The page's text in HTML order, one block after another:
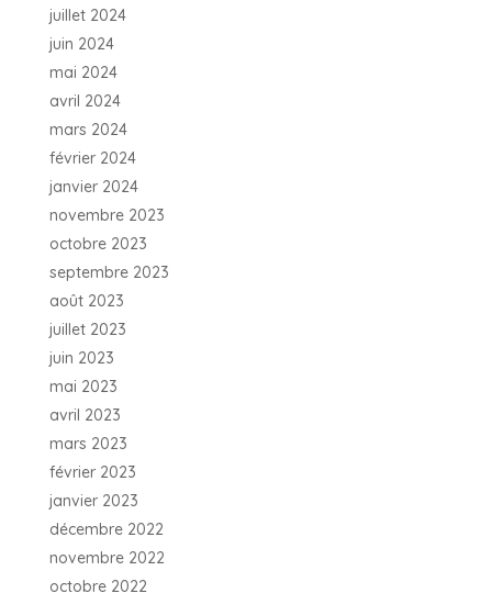
juillet 2024
juin 2024
mai 2024
avril 2024
mars 2024
février 2024
janvier 2024
novembre 2023
octobre 2023
septembre 2023
août 2023
juillet 2023
juin 2023
mai 2023
avril 2023
mars 2023
février 2023
janvier 2023
décembre 2022
novembre 2022
octobre 2022